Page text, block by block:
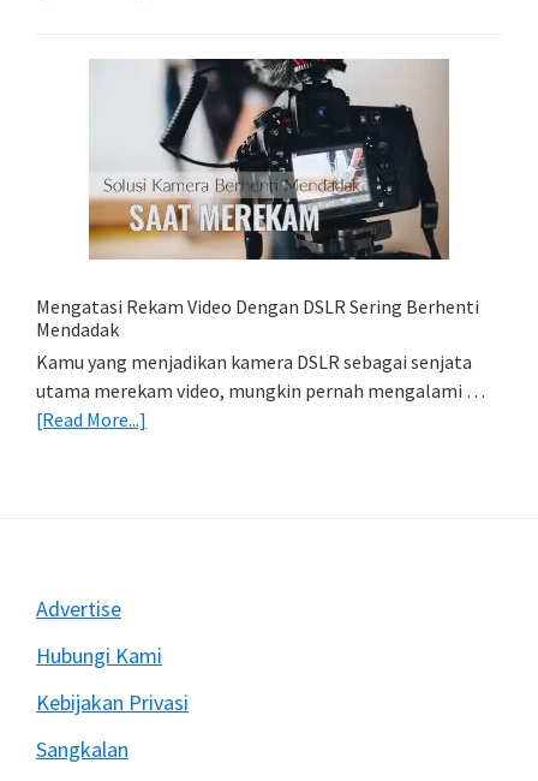
Mobile:
Cara
Simpan
Foto
Di
HP
(Export
Import
Mengatasi Rekam Video Dengan DSLR Sering Berhenti
Mendadak
Kamu yang menjadikan kamera DSLR sebagai senjata
utama merekam video, mungkin pernah mengalami …
[Read More...]
Mendadak
Footer
Advertise
Hubungi Kami
Kebijakan Privasi
Sangkalan